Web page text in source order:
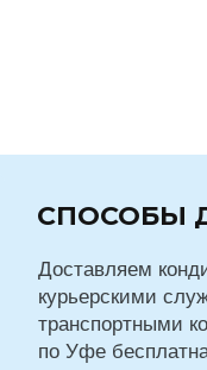
Доставляем
курьерскими
транспортными
по Уфе
СПОСОБЫ